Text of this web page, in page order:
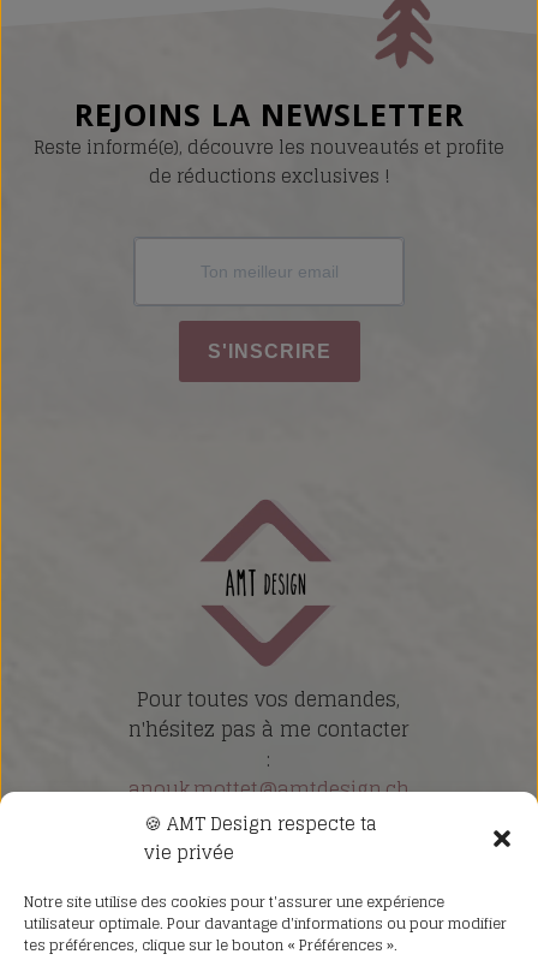
🍪 AMT Design respecte ta
vie privée
Notre site utilise des cookies pour t'assurer une expérience
utilisateur optimale. Pour davantage d'informations ou pour modifier
tes préférences, clique sur le bouton « Préférences ».
REJOINS LA NEWSLETTER
Reste informé(e), découvre les nouveautés et profite
de réductions exclusives !
S'INSCRIRE
Pour toutes vos demandes,
n'hésitez pas à me contacter
:
anouk.mottet@amtdesign.ch
Nos revendeurs
Politique de confidentialité
Mentions Légales